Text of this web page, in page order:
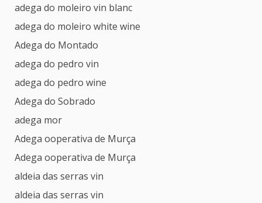
adega do moleiro vin blanc
adega do moleiro white wine
Adega do Montado
adega do pedro vin
adega do pedro wine
Adega do Sobrado
adega mor
Adega ooperativa de Murça
Adega ooperativa de Murça
aldeia das serras vin
aldeia das serras vin